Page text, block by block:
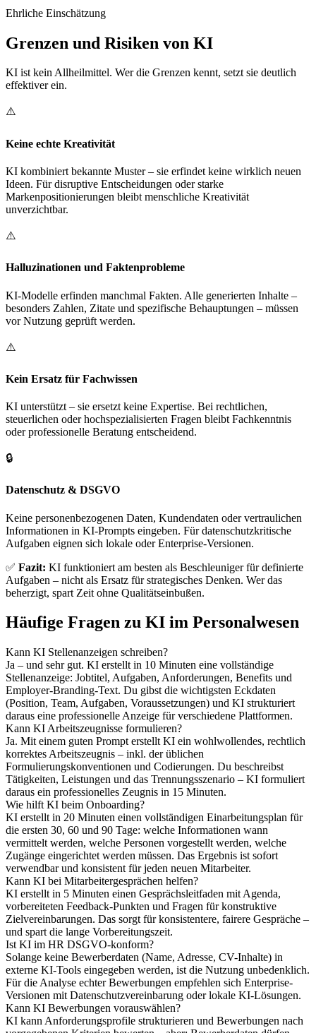
Ehrliche Einschätzung
Grenzen und Risiken von KI
KI ist kein Allheilmittel. Wer die Grenzen kennt, setzt sie deutlich
effektiver ein.
⚠️
Keine echte Kreativität
KI kombiniert bekannte Muster – sie erfindet keine wirklich neuen
Ideen. Für disruptive Entscheidungen oder starke
Markenpositionierungen bleibt menschliche Kreativität
unverzichtbar.
⚠️
Halluzinationen und Faktenprobleme
KI-Modelle erfinden manchmal Fakten. Alle generierten Inhalte –
besonders Zahlen, Zitate und spezifische Behauptungen – müssen
vor Nutzung geprüft werden.
⚠️
Kein Ersatz für Fachwissen
KI unterstützt – sie ersetzt keine Expertise. Bei rechtlichen,
steuerlichen oder hochspezialisierten Fragen bleibt Fachkenntnis
oder professionelle Beratung entscheidend.
🔒
Datenschutz & DSGVO
Keine personenbezogenen Daten, Kundendaten oder vertraulichen
Informationen in KI-Prompts eingeben. Für datenschutzkritische
Aufgaben eignen sich lokale oder Enterprise-Versionen.
✅ Fazit: KI funktioniert am besten als Beschleuniger für definierte
Aufgaben – nicht als Ersatz für strategisches Denken. Wer das
beherzigt, spart Zeit ohne Qualitätseinbußen.
Häufige Fragen zu KI im Personalwesen
Kann KI Stellenanzeigen schreiben?
Ja – und sehr gut. KI erstellt in 10 Minuten eine vollständige
Stellenanzeige: Jobtitel, Aufgaben, Anforderungen, Benefits und
Employer-Branding-Text. Du gibst die wichtigsten Eckdaten
(Position, Team, Aufgaben, Voraussetzungen) und KI strukturiert
daraus eine professionelle Anzeige für verschiedene Plattformen.
Kann KI Arbeitszeugnisse formulieren?
Ja. Mit einem guten Prompt erstellt KI ein wohlwollendes, rechtlich
korrektes Arbeitszeugnis – inkl. der üblichen
Formulierungskonventionen und Codierungen. Du beschreibst
Tätigkeiten, Leistungen und das Trennungsszenario – KI formuliert
daraus ein professionelles Zeugnis in 15 Minuten.
Wie hilft KI beim Onboarding?
KI erstellt in 20 Minuten einen vollständigen Einarbeitungsplan für
die ersten 30, 60 und 90 Tage: welche Informationen wann
vermittelt werden, welche Personen vorgestellt werden, welche
Zugänge eingerichtet werden müssen. Das Ergebnis ist sofort
verwendbar und konsistent für jeden neuen Mitarbeiter.
Kann KI bei Mitarbeitergesprächen helfen?
KI erstellt in 5 Minuten einen Gesprächsleitfaden mit Agenda,
vorbereiteten Feedback-Punkten und Fragen für konstruktive
Zielvereinbarungen. Das sorgt für konsistentere, fairere Gespräche –
und spart die lange Vorbereitungszeit.
Ist KI im HR DSGVO-konform?
Solange keine Bewerberdaten (Name, Adresse, CV-Inhalte) in
externe KI-Tools eingegeben werden, ist die Nutzung unbedenklich.
Für die Analyse echter Bewerbungen empfehlen sich Enterprise-
Versionen mit Datenschutzvereinbarung oder lokale KI-Lösungen.
Kann KI Bewerbungen vorauswählen?
KI kann Anforderungsprofile strukturieren und Bewerbungen nach